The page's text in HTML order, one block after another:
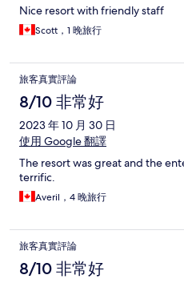
Nice resort with friendly staff
Scott，1 晚旅行
旅客真實評論
8/10 非常好
2023 年 10 月 30 日
使用 Google 翻譯
The resort was great and the
terrific.
Averil，4 晚旅行
旅客真實評論
8/10 非常好